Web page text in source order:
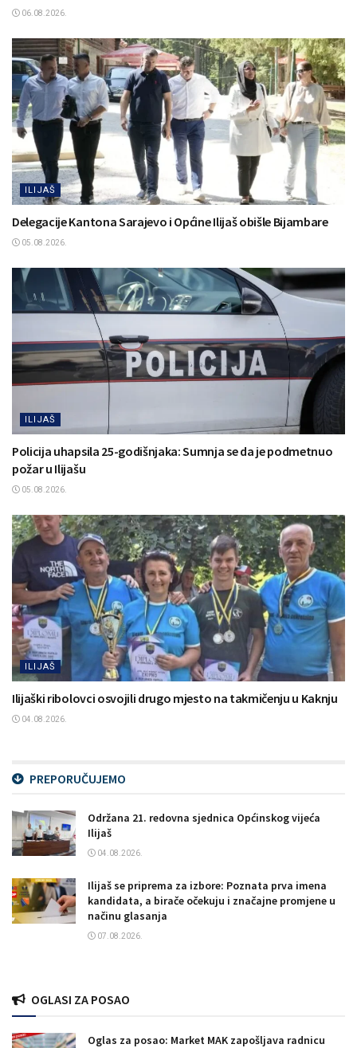
06.08.2026.
ILIJAŠ
Delegacije Kantona Sarajevo i Općine Ilijaš obišle Bijambare
05.08.2026.
ILIJAŠ
Policija uhapsila 25-godišnjaka: Sumnja se da je podmetnuo
požar u Ilijašu
05.08.2026.
ILIJAŠ
Ilijaški ribolovci osvojili drugo mjesto na takmičenju u Kaknju
04.08.2026.
PREPORUČUJEMO
Održana 21. redovna sjednica Općinskog vijeća
Ilijaš
04.08.2026.
Ilijaš se priprema za izbore: Poznata prva imena
kandidata, a birače očekuju i značajne promjene u
načinu glasanja
07.08.2026.
OGLASI ZA POSAO
Oglas za posao: Market MAK zapošljava radnicu